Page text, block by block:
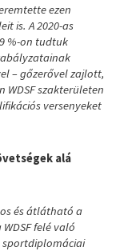
ezen
is. A 2020-as
%-on tudtuk
– gőzerővel zajlott,
WDSF szakterületen
versenyeket
alá
és átlátható a
felé való
sportdiplomáciai